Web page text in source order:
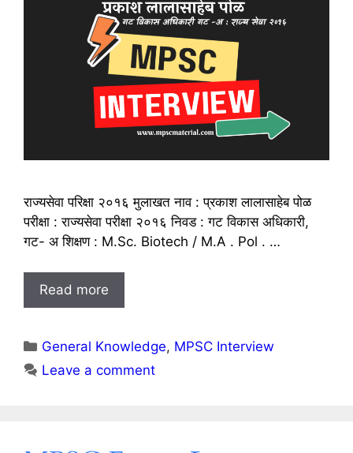
राज्यसेवा परिक्षा २०१६ मुलाखत नाव : प्रकाश लालासाहेब पोळ
परीक्षा : राज्यसेवा परीक्षा २०१६ निवड : गट विकास अधिकारी,
गट- अ शिक्षण : M.Sc. Biotech / M.A . Pol . …
Read more
Categories
General Knowledge, MPSC Interview
Leave a comment